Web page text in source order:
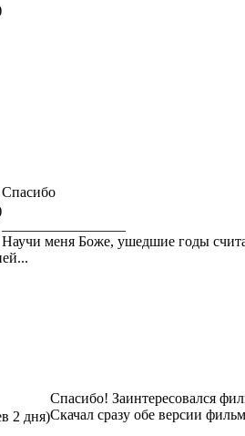
Спасибо
Научи меня Боже, ушедшие годы
2 дня)
Спасибо! Заинтересовался
Скачал сразу обе версии